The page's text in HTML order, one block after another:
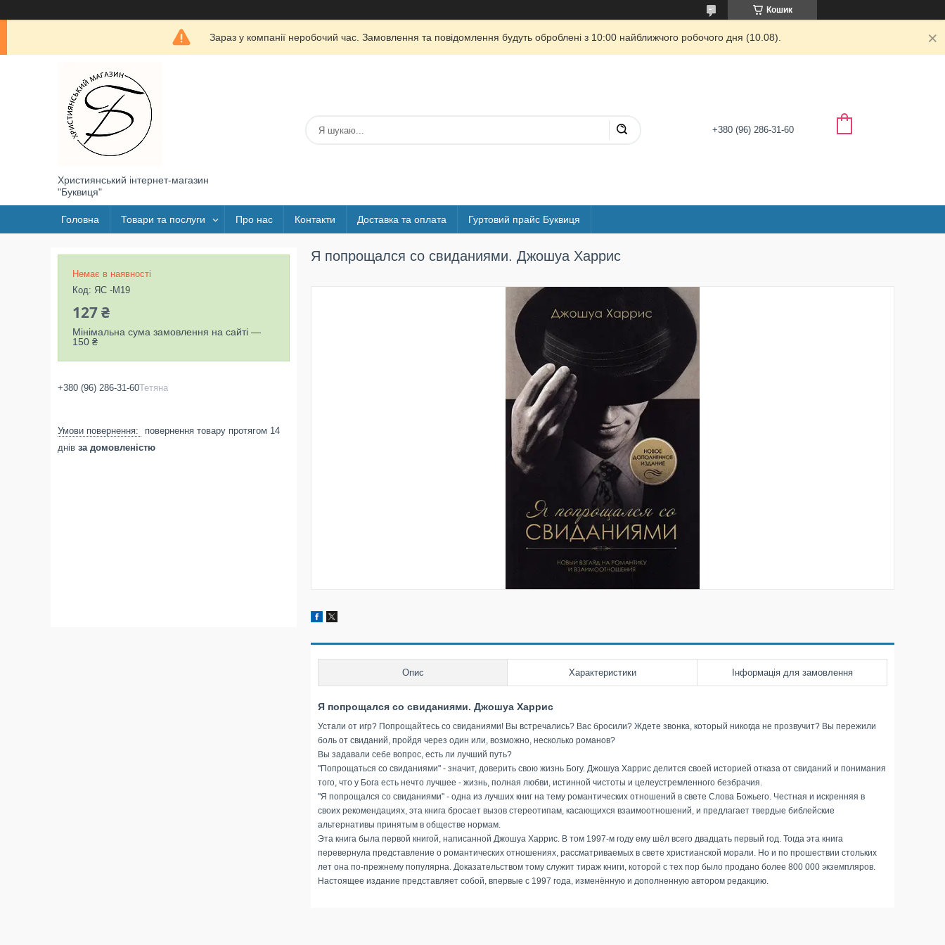
Кошик
Зараз у компанії неробочий час. Замовлення та повідомлення будуть оброблені з 10:00 найближчого робочого дня (10.08).
Християнський інтернет-магазин
"Буквиця"
+380 (96) 286-31-60
Головна Товари та послуги Про нас Контакти Доставка та оплата Гуртовий прайс Буквиця
Я попрощался со свиданиями. Джошуа Харрис
Опис Характеристики Інформація для замовлення
Я попрощался со свиданиями. Джошуа Харрис
Устали от игр? Попрощайтесь со свиданиями! Вы встречались? Вас бросили? Ждете звонка, который никогда не прозвучит? Вы пережили
боль от свиданий, пройдя через один или, возможно, несколько романов?
Вы задавали себе вопрос, есть ли лучший путь?
"Попрощаться со свиданиями" - значит, доверить свою жизнь Богу. Джошуа Харрис делится своей историей отказа от свиданий и понимания
того, что у Бога есть нечто лучшее - жизнь, полная любви, истинной чистоты и целеустремленного безбрачия.
"Я попрощался со свиданиями" - одна из лучших книг на тему романтических отношений в свете Слова Божьего. Честная и искренняя в
своих рекомендациях, эта книга бросает вызов стереотипам, касающихся взаимоотношений, и предлагает твердые библейские
альтернативы принятым в обществе нормам.
Эта книга была первой книгой, написанной Джошуа Харрис. В том 1997-м году ему шёл всего двадцать первый год. Тогда эта книга
перевернула представление о романтических отношениях, рассматриваемых в свете христианской морали. Но и по прошествии стольких
лет она по-прежнему популярна. Доказательством тому служит тираж книги, которой с тех пор было продано более 800 000 экземпляров.
Настоящее издание представляет собой, впервые с 1997 года, изменённую и дополненную автором редакцию.
Немає в наявності
Код: ЯС -М19
127 ₴
Мінімальна сума замовлення на сайті —
150 ₴
+380 (96) 286-31-60Тетяна
повернення товару протягом 14
днів за домовленістю